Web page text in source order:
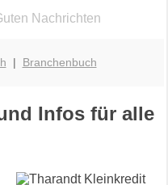
Nachrichten
| Branchenbuch
Infos für alle